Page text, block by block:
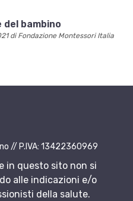
del bambino
di Fondazione Montessori Italia
// P.IVA: 13422360969
in questo sito non si
alle indicazioni e/o
della salute.